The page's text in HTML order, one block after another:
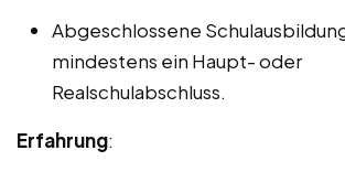
Abgeschlossene
mindestens ein Haupt- oder
Realschulabschluss.
Erfahrung: